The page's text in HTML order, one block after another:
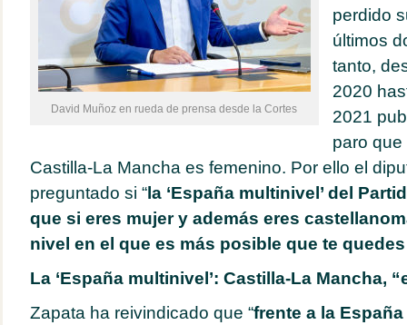
David Muñoz en rueda de prensa desde la Cortes
perdido
últimos
tanto,
2020
2021
paro
Castilla-La Mancha es femenino. Por ello el
preguntado si “la ‘España multinivel’ del
que si eres mujer y además eres
nivel en el que es más posible que te
La ‘España multinivel’: Castilla-La Mancha,
Zapata ha reivindicado que “frente a la